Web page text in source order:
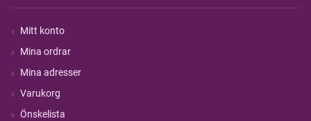
Mitt konto
Mina ordrar
Mina adresser
Varukorg
Önskelista